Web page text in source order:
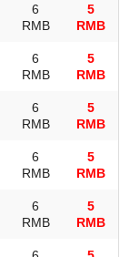
6
RMB
5
RMB
6
RMB
5
RMB
6
RMB
5
RMB
6
RMB
5
RMB
6
RMB
5
RMB